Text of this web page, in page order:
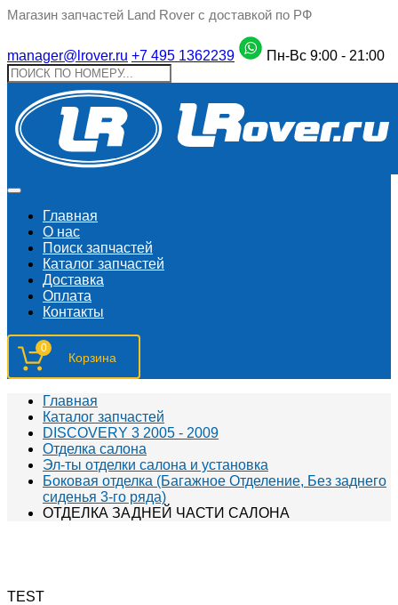
Магазин запчастей Land Rover с доставкой по РФ
manager@lrover.ru +7 495 1362239 Пн-Вс 9:00 - 21:00
Главная
О нас
Поиск запчастeй
Каталог запчастей
Доставка
Оплата
Контакты
0
Главная
Каталог запчастей
DISCOVERY 3 2005 - 2009
Отделка салона
Эл-ты отделки салона и установка
Боковая отделка (Багажное Отделение, Без заднего
сиденья 3-го ряда)
ОТДЕЛКА ЗАДНЕЙ ЧАСТИ САЛОНА
TEST